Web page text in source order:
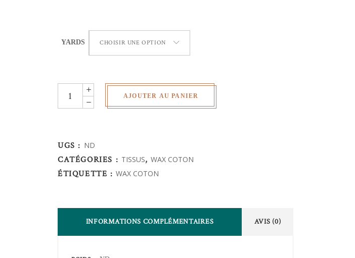
YARDS CHOISIR UNE OPTION
AJOUTER AU PANIER
UGS : ND
CATÉGORIES : TISSUS,WAX COTON
ÉTIQUETTE :WAX COTON
INFORMATIONS COMPLÉMENTAIRES AVIS (0)